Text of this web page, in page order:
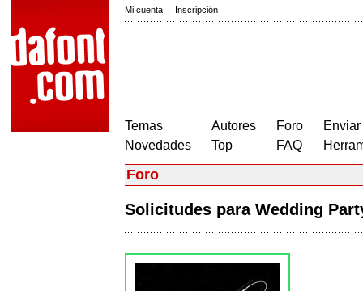
Mi cuenta | Inscripción
Temas
Novedades
Autores
Top
Foro
FAQ
Foro
Solicitudes para Wedding